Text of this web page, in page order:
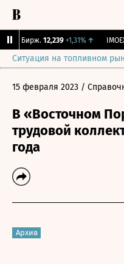
CNY Бирж. 12,239 +1,31% ↑ IMOEX
Ситуация на топливном
15 февраля 2023 /
В «Восточном
трудовой
года
Архив